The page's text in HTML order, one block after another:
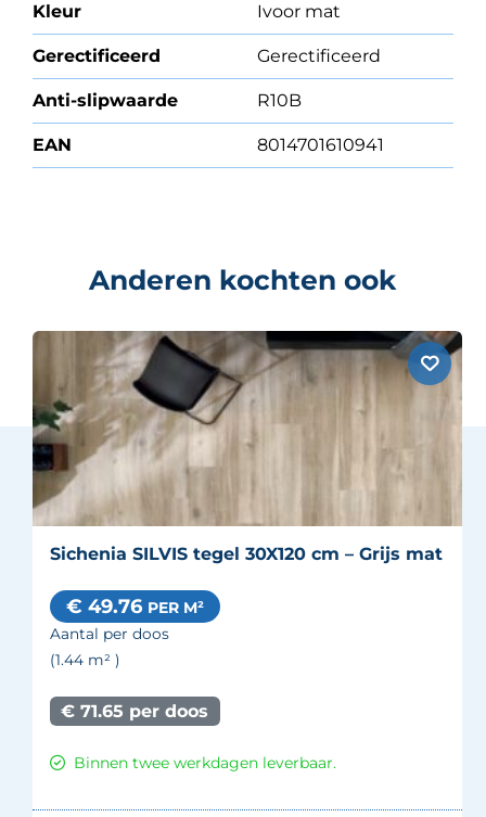
Kleur Ivoor mat
Gerectificeerd Gerectificeerd
Anti-slipwaarde R10B
EAN 8014701610941
Anderen kochten ook
Sichenia SILVIS tegel 30X120 cm – Grijs mat
€ 49.76 PER M²
Aantal per doos
(1.44 m² )
€ 71.65 per doos
Binnen twee werkdagen leverbaar.